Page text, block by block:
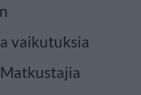
vaikutuksia